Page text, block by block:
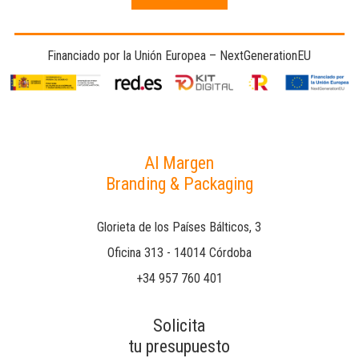
Financiado por la Unión Europea – NextGenerationEU
Al Margen
Branding & Packaging
Glorieta de los Países Bálticos, 3
Oficina 313 - 14014 Córdoba
+34 957 760 401
Solicita
tu presupuesto